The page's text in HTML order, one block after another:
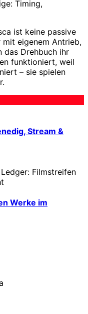
Timing,
ist keine passive
mit eigenem Antrieb,
das Drehbuch ihr
funktioniert, weil
– sie spielen
Stream &
Werke im